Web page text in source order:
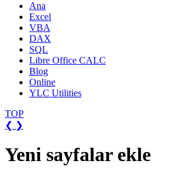
Ana
Excel
VBA
DAX
SQL
Libre Office CALC
Blog
Online
YLC Utilities
TOP
❮ ❯
Yeni sayfalar ekle